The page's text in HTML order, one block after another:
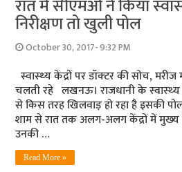
रात में सीएमओ ने किया
निरीक्षण तो खुली पोल
October 30, 2017- 9:32 PM
स्‍वास्‍थ्‍य केंद्रों पर डॉक्‍टर की सोच, मरीज
चलती रहे लखनऊ। राजधानी के स्‍वास्‍थ्‍य
से किस तरह खिलवाड़ हो रहा है इसकी
शाम से रात तक अलग-अलग केंद्रों में मुख्‍य
उनकी …
Read More »